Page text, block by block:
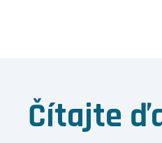
Čítajte